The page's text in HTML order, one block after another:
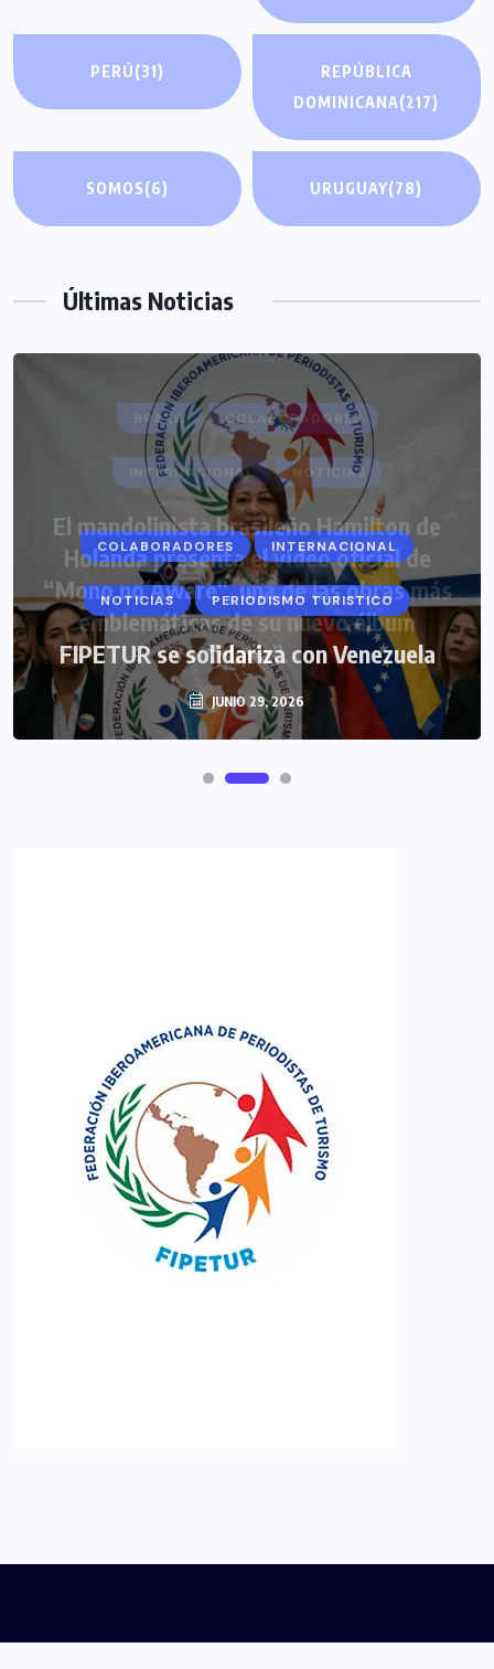
PERÚ(31)
REPÚBLICA
DOMINICANA(217)
SOMOS(6) URUGUAY(78)
Últimas Noticias
COLABORADORES INTERNACIONAL
NOTICIAS PERIODISMO TURISTICO
FIPETUR se solidariza con Venezuela
JUNIO 29, 2026